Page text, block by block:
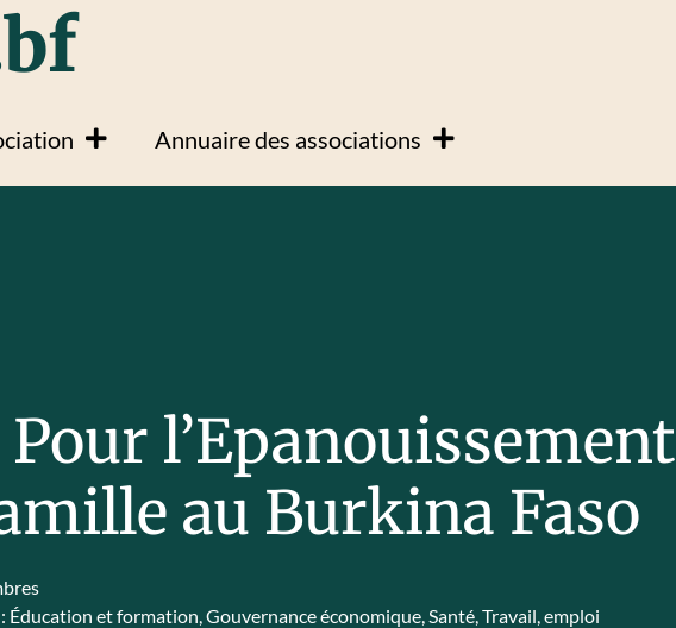
Annuaire des associations
l’Epanouissement
au Burkina Faso
Éducation et formation ,Gouvernance économique Santé ,Travail, emploi